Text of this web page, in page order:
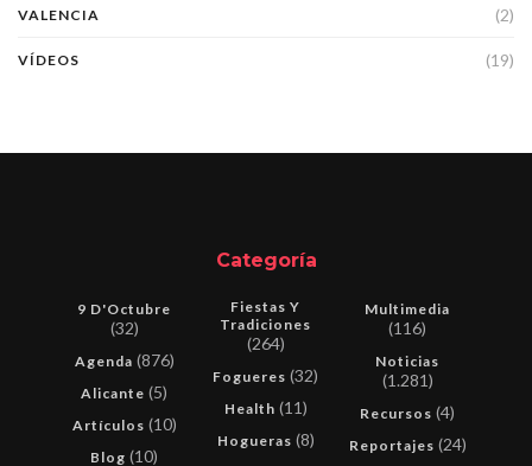
VALENCIA (2)
VÍDEOS (19)
Categoría
9 D'Octubre
(32)
Agenda (876)
Alicante (5)
Artículos (10)
Blog (10)
Fiestas Y
Tradiciones
(264)
Fogueres (32)
Health (11)
Hogueras (8)
Multimedia
(116)
Noticias
(1.281)
Recursos (4)
Reportajes (24)